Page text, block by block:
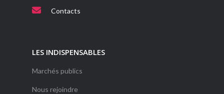
Contacts
LES INDISPENSABLES
Marchés publics
Nous rejoindre